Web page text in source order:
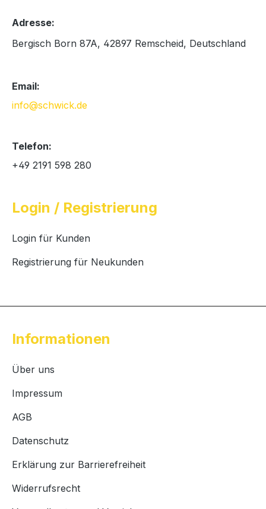
Adresse:
Bergisch Born 87A, 42897 Remscheid, Deutschland
Email:
info@schwick.de
Telefon:
+49 2191 598 280
Login / Registrierung
Login für Kunden
Registrierung für Neukunden
Informationen
Über uns
Impressum
AGB
Datenschutz
Erklärung zur Barrierefreiheit
Widerrufsrecht